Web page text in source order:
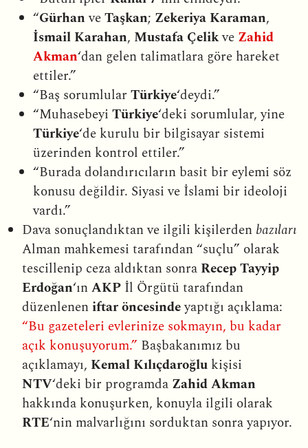
“GürhanveTaşkan; Zekeriya Karaman,
İsmail Karahan, Mustafa Çelikve Zahid
Akman‘dan gelen talimatlara göre hareket
ettiler.”
“Baş sorumlular Türkiye‘deydi.”
“Muhasebeyi Türkiye‘deki sorumlular, yine
Türkiye‘de kurulu bir bilgisayar sistemi
üzerinden kontrol ettiler.”
“Burada dolandırıcıların basit bir eylemi söz
konusu değildir. Siyasi ve İslami bir ideoloji
vardı.”
Dava sonuçlandıktan ve ilgili kişilerden bazıları
Alman mahkemesi tarafından “suçlu” olarak
tescillenip ceza aldıktan sonra Recep Tayyip
Erdoğan‘ınAKP İl Örgütü tarafından
düzenleneniftar öncesindeyaptığı açıklama:
“Bu gazeteleri evlerinize sokmayın, bu kadar
açık konuşuyorum.” Başbakanımız bu
açıklamayı, Kemal Kılıçdaroğlu kişisi
NTV‘deki bir programda Zahid Akman
hakkında konuşurken, konuyla ilgili olarak
RTE‘nin malvarlığını sorduktan sonra yapıyor.